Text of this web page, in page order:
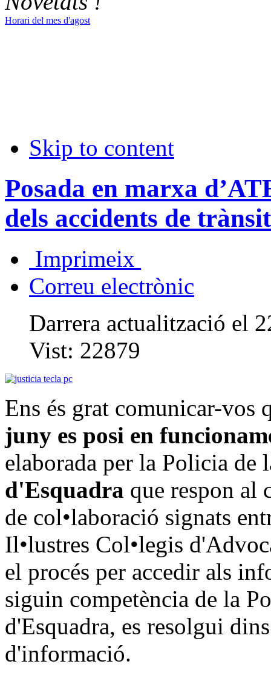
Horari del mes d'agost
Skip to content
Posada en marxa
dels accidents de
Imprimeix
Correu electrònic
Darrera actualització el
Vist: 22879
Ens és grat comunicar-vos
juny es posi en
elaborada per la Policia de
d'Esquadra que respon al
de col•laboració signats
Il•lustres Col•legis
el procés per accedir als
siguin competència de la
d'Esquadra, es resolgui
d'informació.